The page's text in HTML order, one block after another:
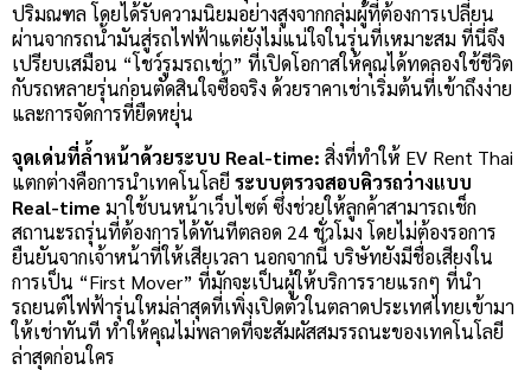
ปริมณฑล โดยได้รับความนิยมอย่างสูงจากกลุ่มผู้ที่ต้องการเปลี่ยน
ผ่านจากรถน้ำมันสู่รถไฟฟ้าแต่ยังไม่แน่ใจในรุ่นที่เหมาะสม ที่นี่จึง
เปรียบเสมือน “โชว์รูมรถเช่า” ที่เปิดโอกาสให้คุณได้ทดลองใช้ชีวิต
กับรถหลายรุ่นก่อนตัดสินใจซื้อจริง ด้วยราคาเช่าเริ่มต้นที่เข้าถึงง่าย
และการจัดการที่ยืดหยุ่น
จุดเด่นที่ล้ำหน้าด้วยระบบ Real-time: สิ่งที่ทำให้ EV Rent Thai
แตกต่างคือการนำเทคโนโลยีระบบตรวจสอบคิวรถว่างแบบ
Real-time มาใช้บนหน้าเว็บไซต์ ซึ่งช่วยให้ลูกค้าสามารถเช็ก
สถานะรถรุ่นที่ต้องการได้ทันทีตลอด 24 ชั่วโมง โดยไม่ต้องรอการ
ยืนยันจากเจ้าหน้าที่ให้เสียเวลา นอกจากนี้ บริษัทยังมีชื่อเสียงใน
การเป็น “First Mover” ที่มักจะเป็นผู้ให้บริการรายแรกๆ ที่นำ
รถยนต์ไฟฟ้ารุ่นใหม่ล่าสุดที่เพิ่งเปิดตัวในตลาดประเทศไทยเข้ามา
ให้เช่าทันที ทำให้คุณไม่พลาดที่จะสัมผัสสมรรถนะของเทคโนโลยี
ล่าสุดก่อนใคร